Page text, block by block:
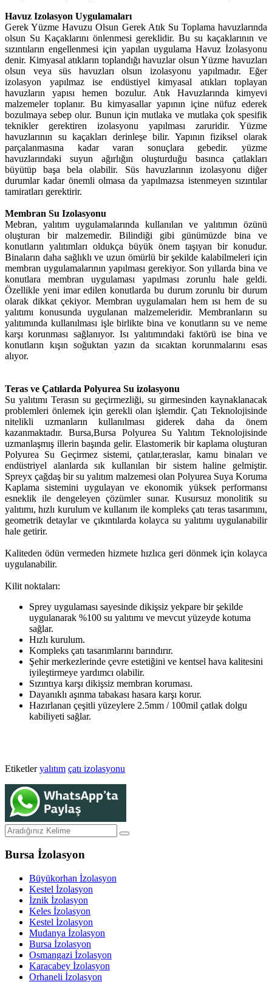
Havuz Izolasyon Uygulamaları
Gerek Yüzme Havuzu Olsun Gerek Atık Su Toplama havuzlarında
olsun Su Kaçaklarını önlenmesi gereklidir. Bu su kaçaklarının ve
sızıntıların engellenmesi için yapılan uygulama Havuz İzolasyonu
denir. Kimyasal atıkların toplandığı havuzlar olsun Yüzme havuzları
olsun veya süs havuzları olsun izolasyonu yapılmadır. Eğer
izolasyon yapılmaz ise endüstiyel kimyasal atıkları toplayan
havuzların yapısı hemen bozulur. Atık Havuzlarında kimyevi
malzemeler toplanır. Bu kimyasallar yapının içine nüfuz ederek
bozulmaya sebep olur. Bunun için mutlaka ve mutlaka çok spesifik
teknikler gerektiren izolasyonu yapılması zaruridir. Yüzme
havuzlarının su kaçakları derinleşe bilir. Yapının fiziksel olarak
parçalanmasına kadar varan sonuçlara gebedir. yüzme
havuzlarındaki suyun ağırlığın oluşturduğu basınca çatlakları
büyütüp başa bela olabilir. Süs havuzlarının izolasyonu diğer
durumlar kadar önemli olmasa da yapılmazsa istenmeyen sızıntılar
tamiratları gerektirir.
Membran Su Izolasyonu
Mebran, yalıtım uygulamalarında kullanılan ve yalıtımın özünü
oluşturan bir malzemedir. Bilindiği gibi günümüzde bina ve
konutların yalıtımları oldukça büyük önem taşıyan bir konudur.
Binaların daha sağlıklı ve uzun ömürlü bir şekilde kalabilmeleri için
membran uygulamalarının yapılması gerekiyor. Son yıllarda bina ve
konutlara membran uygulaması yapılması zorunlu hale geldi.
Özellikle yeni imar edilen konutlarda bu durum zorunlu bir durum
olarak dikkat çekiyor. Membran uygulamaları hem ısı hem de su
yalıtımı konusunda uygulanan malzemeleridir. Membranların su
yalıtımında kullanılması işle birlikte bina ve konutların su ve neme
karşı korunması sağlanıyor. Isı yalıtımındaki faktörü ise bina ve
konutların kışın soğuktan yazın da sıcaktan korunmalarını esas
alıyor.
Teras ve Çatılarda Polyurea Su izolasyonu
Su yalıtımı Terasın su geçirmezliği, su girmesinden kaynaklanacak
problemleri önlemek için gerekli olan işlemdir. Çatı Teknolojisinde
nitelikli uzmanların kullanılması giderek daha da önem
kazanmaktadır. Bursa,Bursa Polyurea Su Yalıtım Teknolojisinde
uzmanlaşmış illerin başında gelir. Elastomerik bir kaplama oluşturan
Polyurea Su Geçirmez sistemi, çatılar,teraslar, kamu binaları ve
endüstriyel alanlarda sık kullanılan bir sistem haline gelmiştir.
Spreyx çağdaş bir su yalıtım malzemesi olan Polyurea Suya Koruma
Kaplama sistemini uygulayan ve ekonomik yüksek performansı
esneklik ile dengeleyen çözümler sunar. Kusursuz monolitik su
yalıtımı, hızlı kurulum ve kullanım ile kompleks çatı teras tasarımını,
geometrik detaylar ve çıkıntılarda kolayca su yalıtımı uygulanabilir
hale getirir.
Kaliteden ödün vermeden hizmete hızlıca geri dönmek için kolayca
uygulanabilir.
Kilit noktaları:
Sprey uygulaması sayesinde dikişsiz yekpare bir şekilde
uygulanarak %100 su yalıtımı ve mevcut yüzeyde kotuma
sağlar.
Hızlı kurulum.
Kompleks çatı tasarımlarını barındırır.
Şehir merkezlerinde çevre estetiğini ve kentsel hava kalitesini
iyileştirmeye yardımcı olabilir.
Sızıntıya karşı dikişsiz membran koruması.
Dayanıklı aşınma tabakası hasara karşı korur.
Hazırlanan çeşitli yüzeylere 2.5mm / 100mil çatlak dolgu
kabiliyeti sağlar.
Etiketler yalıtım çatı izolasyonu
Bursa İzolasyon
Büyükorhan İzolasyon
Kestel İzolasyon
İznik İzolasyon
Keles İzolasyon
Kestel İzolasyon
Mudanya İzolasyon
Bursa İzolasyon
Osmangazi İzolasyon
Karacabey İzolasyon
Orhaneli İzolasyon